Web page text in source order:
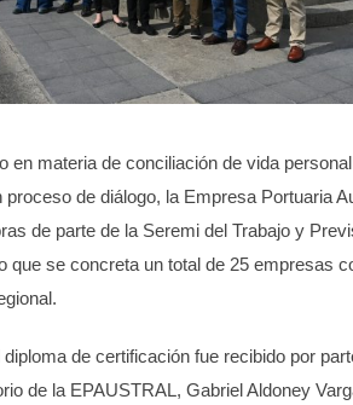
en materia de conciliación de vida
proceso de diálogo, la Empresa Portuaria
de parte de la Seremi del Trabajo y
que se concreta un total de 25 empresas
de certificación fue recibido por
de la EPAUSTRAL, Gabriel Aldoney